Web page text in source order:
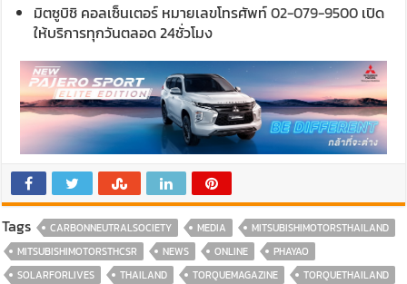
มิตซูบิชิ คอลเซ็นเตอร์ หมายเลขโทรศัพท์02-079-9500 เปิด
ให้บริการทุกวันตลอด 24ชั่วโมง
Tags CARBONNEUTRALSOCIETY MEDIA
MITSUBISHIMOTORSTHAILAND
MITSUBISHIMOTORSTHCSR
NEWS ONLINE
PHAYAO
SOLARFORLIVES
THAILAND TORQUEMAGAZINE
TORQUETHAILAND